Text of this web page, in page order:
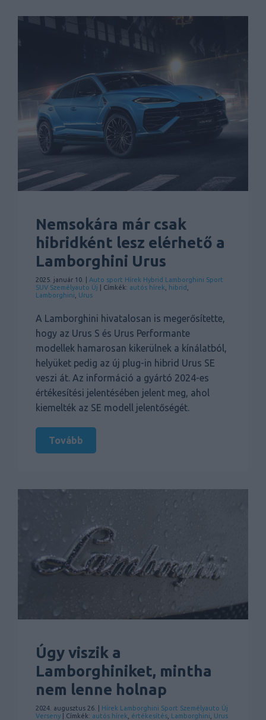
Nemsokára már csak
hibridként lesz elérhető a
Lamborghini Urus
2025. január 10. | Auto sport Hírek Hybrid Lamborghini Sport
SUV Személyauto Új | Címkék: autós hírek hibrid
Lamborghini
Urus
A Lamborghini hivatalosan is megerősítette,
hogy az Urus S és Urus Performante
modellek hamarosan kikerülnek a kínálatból,
helyüket pedig az új plug-in hibrid Urus SE
veszi át. Az információ a gyártó 2024-es
értékesítési jelentésében jelent meg, ahol
kiemelték az SE modell jelentőségét.
Tovább
Úgy viszik a
Lamborghiniket, mintha
nem lenne holnap
2024. augusztus 26. | Hírek Lamborghini Sport Személyauto Új
Verseny | Címkék: autós hírek értékesítés Lamborghini Urus